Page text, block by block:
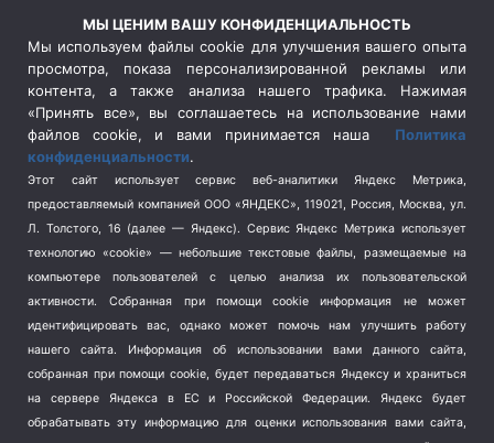
(510)
Сельское хозяйство (3)
Социальная политика
(3)
Спецоперация в Украине
Спецоперация на Украине
(404)
Спорт (740)
Терроризм (1)
Транспорт (262)
Туризм (178)
Флот (76)
Школа и спорт (2)
Экология (8)
Экономика (1172)
МЫ ЦЕНИМ ВАШУ КОНФИДЕНЦИАЛЬНОСТЬ
Мы используем файлы cookie для улучшения вашего опыта
просмотра, показа персонализированной рекламы или
контента, а также анализа нашего трафика. Нажимая
«Принять все», вы соглашаетесь на использование нами
файлов cookie, и вами принимается наша Политика
конфиденциальности.
Этот сайт использует сервис веб-аналитики Яндекс Метрика,
предоставляемый компанией ООО «ЯНДЕКС», 119021, Россия, Москва, ул.
Л. Толстого, 16 (далее — Яндекс). Сервис Яндекс Метрика использует
технологию «cookie» — небольшие текстовые файлы, размещаемые на
компьютере пользователей с целью анализа их пользовательской
активности.
Собранная при помощи cookie информация не может
идентифицировать вас, однако может помочь нам улучшить работу
нашего сайта. Информация об использовании вами данного сайта,
собранная при помощи cookie, будет передаваться Яндексу и храниться
на сервере Яндекса в ЕС и Российской Федерации. Яндекс будет
обрабатывать эту информацию для оценки использования вами сайта,